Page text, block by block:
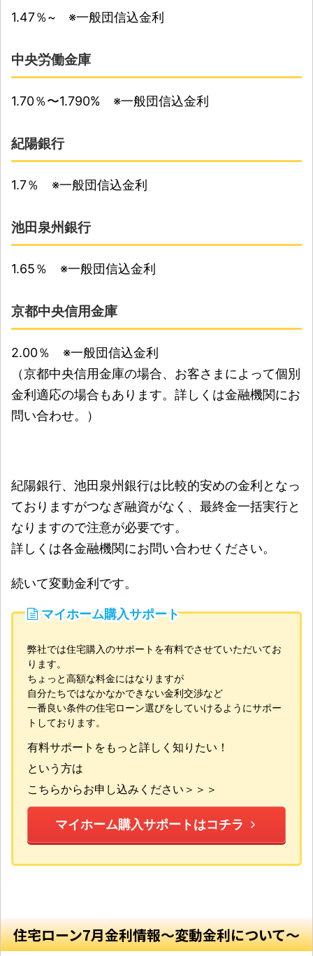
1.47％~ ※一般団信込金利
中央労働金庫
1.70％〜1.790% ※一般団信込金利
紀陽銀行
1.7％ ※一般団信込金利
池田泉州銀行
1.65％ ※一般団信込金利
京都中央信用金庫
2.00％ ※一般団信込金利
（京都中央信用金庫の場合、お客さまによって個別
金利適応の場合もあります。詳しくは金融機関にお
問い合わせ。）
紀陽銀行、池田泉州銀行は比較的安めの金利となっ
ておりますがつなぎ融資がなく、最終金一括実行と
なりますので注意が必要です。
詳しくは各金融機関にお問い合わせください。
続いて変動金利です。
マイホーム購入サポート
弊社では住宅購入のサポートを有料でさせていただいてお
ります。
ちょっと高額な料金にはなりますが
自分たちではなかなかできない金利交渉など
一番良い条件の住宅ローン選びをしていけるようにサポー
トしております。
有料サポートをもっと詳しく知りたい！
という方は
こちらからお申し込みください＞＞＞
マイホーム購入サポートはコチラ
住宅ローン7月金利情報〜変動金利について〜